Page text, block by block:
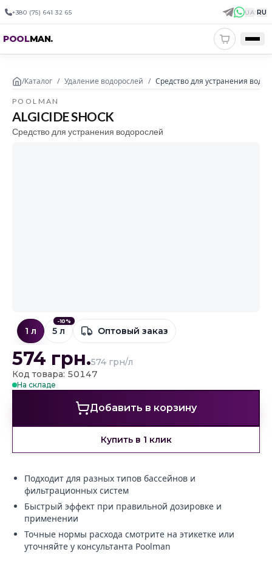
+380 (75) 641 32 65 UA|RU
POOLMAN.
/Каталог / Удаление водорослей / Средство для устранения
POOLMAN
ALGICIDE SHOCK
Средство для устранения водорослей
1 л
-10%
5 л Оптовый заказ
574 грн.574 грн/л
Код товара: 50147
На складе
Добавить в корзину
Купить в 1 клик
Подходит для разных типов бассейнов и
фильтрационных систем
Быстрый эффект при правильной дозировке и
применении
Точные нормы расхода смотрите на этикетке или
уточняйте у консультанта Poolman